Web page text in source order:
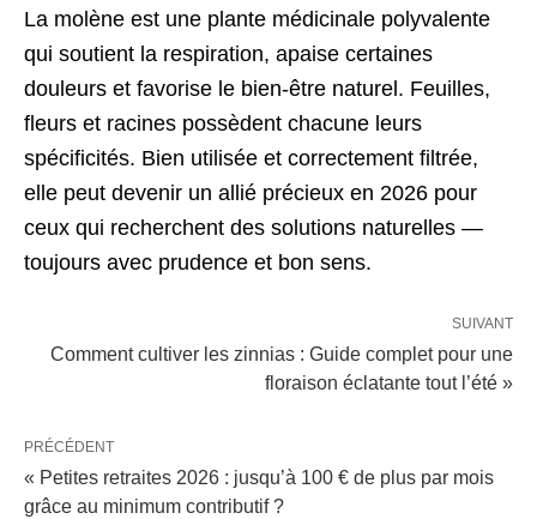
La molène est une plante médicinale polyvalente
qui soutient la respiration, apaise certaines
douleurs et favorise le bien-être naturel. Feuilles,
fleurs et racines possèdent chacune leurs
spécificités. Bien utilisée et correctement filtrée,
elle peut devenir un allié précieux en 2026 pour
ceux qui recherchent des solutions naturelles —
toujours avec prudence et bon sens.
SUIVANT
Comment cultiver les zinnias : Guide complet pour une
floraison éclatante tout l’été »
PRÉCÉDENT
« Petites retraites 2026 : jusqu’à 100 € de plus par mois
grâce au minimum contributif ?